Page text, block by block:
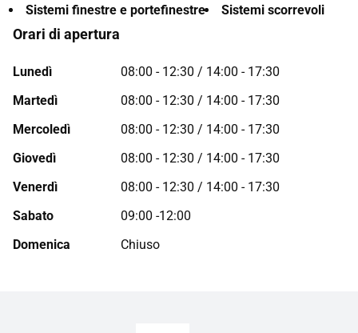
Sistemi finestre e portefinestre Sistemi scorrevoli
Orari di apertura
Lunedì
08:00 - 12:30 / 14:00 - 17:30
Martedì
08:00 - 12:30 / 14:00 - 17:30
Mercoledì
08:00 - 12:30 / 14:00 - 17:30
Giovedì
08:00 - 12:30 / 14:00 - 17:30
Venerdì
08:00 - 12:30 / 14:00 - 17:30
Sabato
09:00 -12:00
Domenica
Chiuso